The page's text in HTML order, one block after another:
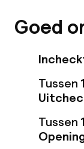
Goed
Tussen
Tussen